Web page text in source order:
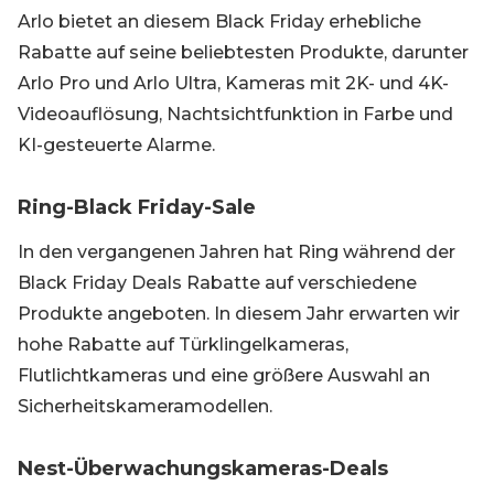
Arlo bietet an diesem Black Friday erhebliche
Rabatte auf seine beliebtesten Produkte, darunter
Arlo Pro und Arlo Ultra, Kameras mit 2K- und 4K-
Videoauflösung, Nachtsichtfunktion in Farbe und
KI-gesteuerte Alarme.
Ring-Black Friday-Sale
In den vergangenen Jahren hat Ring während der
Black Friday Deals Rabatte auf verschiedene
Produkte angeboten. In diesem Jahr erwarten wir
hohe Rabatte auf Türklingelkameras,
Flutlichtkameras und eine größere Auswahl an
Sicherheitskameramodellen.
Nest-Überwachungskameras-Deals